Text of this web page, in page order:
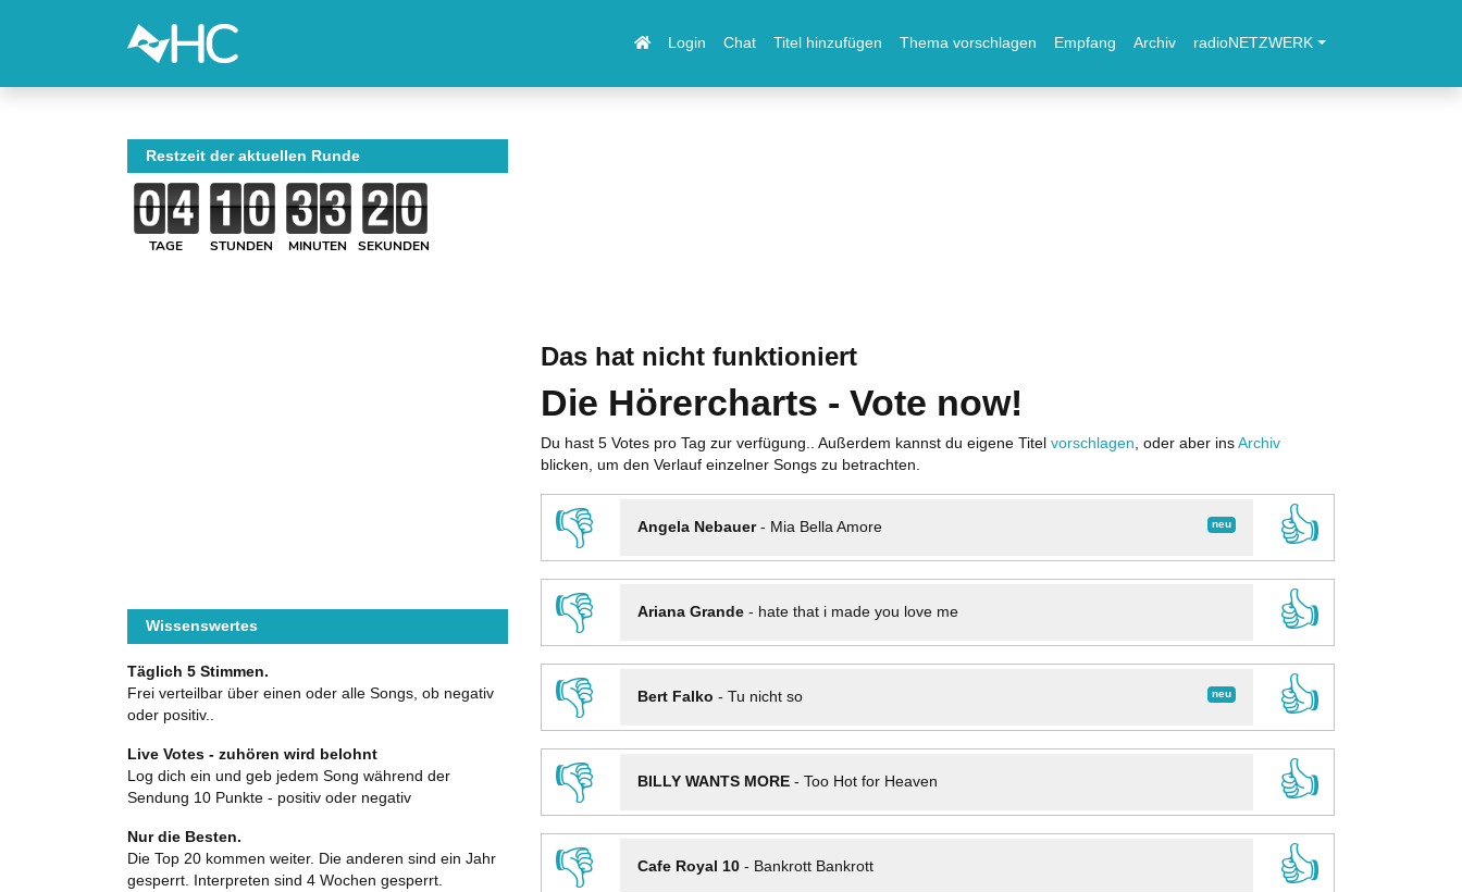
Login Chat Titel hinzufügen Thema vorschlagen Empfang Archiv radioNETZWERK
Das hat nicht funktioniert
Die Hörercharts - Vote now!
Du hast 5 Votes pro Tag zur verfügung.. Außerdem kannst du eigene Titel vorschlagen , oder aber ins Archiv
blicken, um den Verlauf einzelner Songs zu betrachten.
👎 neu
Angela Nebauer- Mia Bella Amore
👍
👎
Ariana Grande- hate that i made you love me
👍
👎
neu
Bert Falko - Tu nicht so
👍
👎
BILLY WANTS MORE- Too Hot for Heaven
👍
👎
Cafe Royal 10- Bankrott Bankrott
👍
Restzeit der aktuellen Runde
TAGE STUNDEN MINUTEN SEKUNDEN
Wissenswertes
Täglich 5 Stimmen.
Frei verteilbar über einen oder alle Songs, ob negativ
oder positiv..
Live Votes - zuhören wird belohnt
Log dich ein und geb jedem Song während der
Sendung 10 Punkte - positiv oder negativ
Nur die Besten.
Die Top 20 kommen weiter. Die anderen sind ein Jahr
gesperrt. Interpreten sind 4 Wochen gesperrt.